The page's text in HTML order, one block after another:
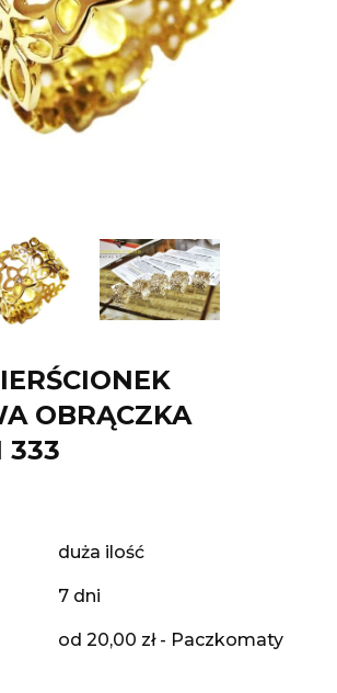
OBRĄCZKA
333
duża ilość
7 dni
od 20,00 zł - Paczkomaty